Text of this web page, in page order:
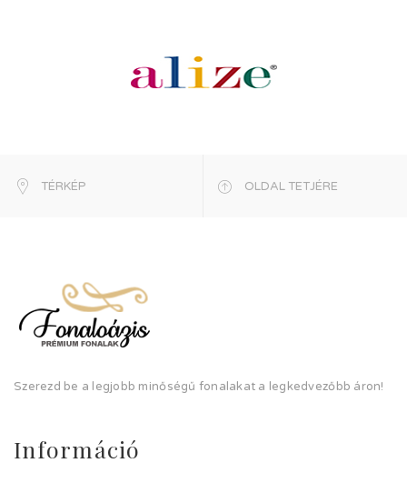
TÉRKÉP OLDAL TETJÉRE
Szerezd be a legjobb minőségű fonalakat a legkedvezőbb áron!
Információ